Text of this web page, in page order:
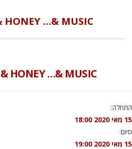
HONEY …& MUSIC
HONEY …& MUSIC
התחלה:
15 מאי 2020 18:00
סיום:
15 מאי 2020 19:00